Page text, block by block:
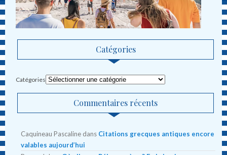
Catégories
Catégories
Commentaires récents
Caquineau Pascaline dans Citations grecques antiques encore
valables aujourd’hui